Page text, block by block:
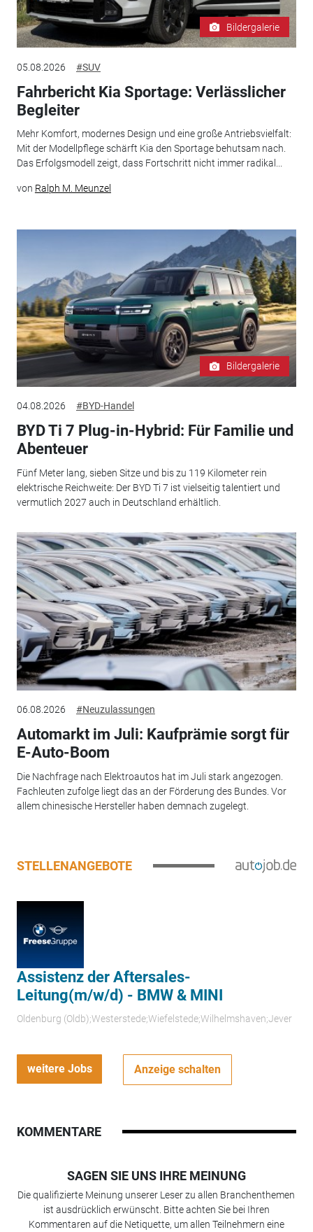
Bildergalerie
05.08.2026 #SUV
Fahrbericht Kia Sportage: Verlässlicher
Begleiter
Mehr Komfort, modernes Design und eine große Antriebsvielfalt:
Mit der Modellpflege schärft Kia den Sportage behutsam nach.
Das Erfolgsmodell zeigt, dass Fortschritt nicht immer radikal...
von Ralph M. Meunzel
Bildergalerie
04.08.2026 #BYD-Handel
BYD Ti 7 Plug-in-Hybrid: Für Familie und
Abenteuer
Fünf Meter lang, sieben Sitze und bis zu 119 Kilometer rein
elektrische Reichweite: Der BYD Ti 7 ist vielseitig talentiert und
vermutlich 2027 auch in Deutschland erhältlich.
06.08.2026 #Neuzulassungen
Automarkt im Juli: Kaufprämie sorgt für
E-Auto-Boom
Die Nachfrage nach Elektroautos hat im Juli stark angezogen.
Fachleuten zufolge liegt das an der Förderung des Bundes. Vor
allem chinesische Hersteller haben demnach zugelegt.
STELLENANGEBOTE
Assistenz der Aftersales-
Leitung(m/w/d) - BMW & MINI
Oldenburg (Oldb);Westerstede;Wiefelstede;Wilhelmshaven;Jever
weitere Jobs Anzeige schalten
KOMMENTARE
SAGEN SIE UNS IHRE MEINUNG
Die qualifizierte Meinung unserer Leser zu allen Branchenthemen
ist ausdrücklich erwünscht. Bitte achten Sie bei Ihren
Kommentaren auf die Netiquette, um allen Teilnehmern eine